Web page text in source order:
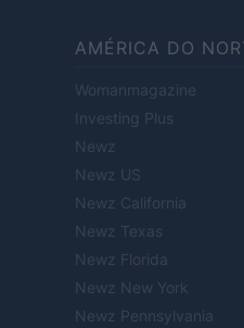
AMÉRICA DO
Womanmagazine
Investing Plus
Newz
Newz US
Newz California
Newz Texas
Newz Florida
Newz New York
Newz Pennsylvania